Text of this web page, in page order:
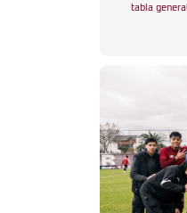
tabla general